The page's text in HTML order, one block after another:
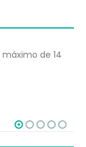
de 14